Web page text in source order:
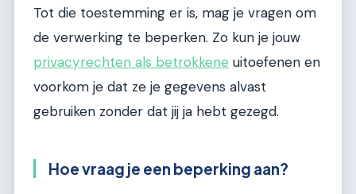
Tot die toestemming er is, mag je vragen om
de verwerking te beperken. Zo kun je jouw
privacyrechten als betrokkene uitoefenen en
voorkom je dat ze je gegevens alvast
gebruiken zonder dat jij ja hebt gezegd.
Hoe vraag je een beperking aan?